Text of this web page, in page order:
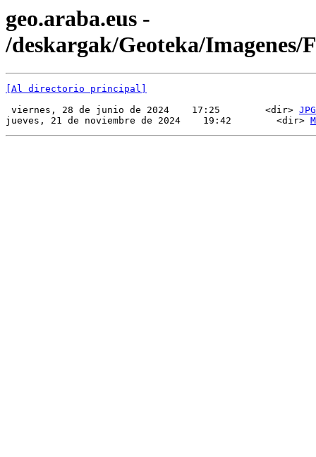
geo.araba.eus -
/deskargak/Geoteka/Imagenes/
[Al directorio principal]
viernes, 28 de junio de 2024    17:25        <dir> JPG
jueves, 21 de noviembre de 2024    19:42        <dir>